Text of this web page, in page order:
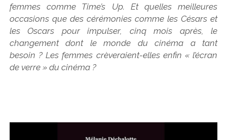
femmes comme Time’s Up. Et quelles meilleures
occasions que des cérémonies comme les Césars et
les Oscars pour impulser, cinq mois après, le
changement dont le monde du cinéma a tant
besoin ? Les femmes crèveraient-elles enfin « l’écran
de verre » du cinéma ?